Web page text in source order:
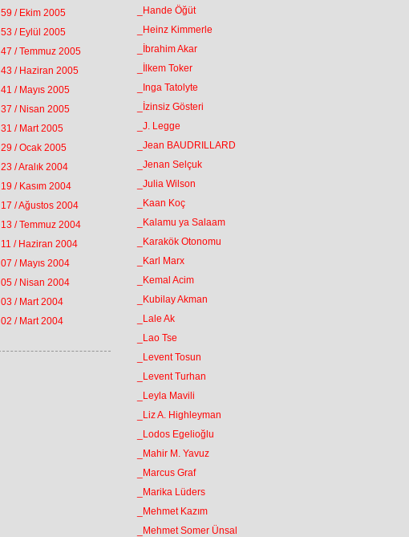
59 / Ekim 2005
53 / Eylül 2005
47 / Temmuz 2005
43 / Haziran 2005
41 / Mayıs 2005
37 / Nisan 2005
31 / Mart 2005
29 / Ocak 2005
23 / Aralık 2004
19 / Kasım 2004
17 / Ağustos 2004
13 / Temmuz 2004
11 / Haziran 2004
07 / Mayıs 2004
05 / Nisan 2004
03 / Mart 2004
02 / Mart 2004
_Hande Öğüt
_Heinz Kimmerle
_İbrahim Akar
_İlkem Toker
_Inga Tatolyte
_İzinsiz Gösteri
_J. Legge
_Jean BAUDRILLARD
_Jenan Selçuk
_Julia Wilson
_Kaan Koç
_Kalamu ya Salaam
_Karakök Otonomu
_Karl Marx
_Kemal Acim
_Kubilay Akman
_Lale Ak
_Lao Tse
_Levent Tosun
_Levent Turhan
_Leyla Mavili
_Liz A. Highleyman
_Lodos Egelioğlu
_Mahir M. Yavuz
_Marcus Graf
_Marika Lüders
_Mehmet Kazım
_Mehmet Somer Ünsal